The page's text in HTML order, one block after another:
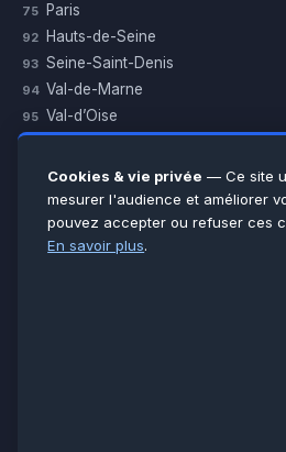
75 Paris
92 Hauts-de-Seine
93 Seine-Saint-Denis
94 Val-de-Marne
95 Val-d’Oise
Essonne
Seine-et-Marne
Voir toutes les villes →
Cookies & vie privée — Ce site
mesurer l'audience et améliorer
pouvez accepter ou refuser ces
En savoir plus.